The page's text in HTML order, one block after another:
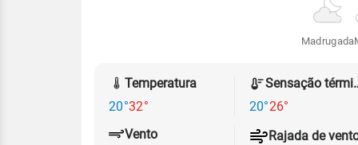
Madrugada
Temperatura
20°32°
20°26°
Vento
Rajada de